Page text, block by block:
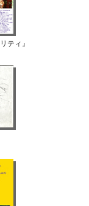
ティ』